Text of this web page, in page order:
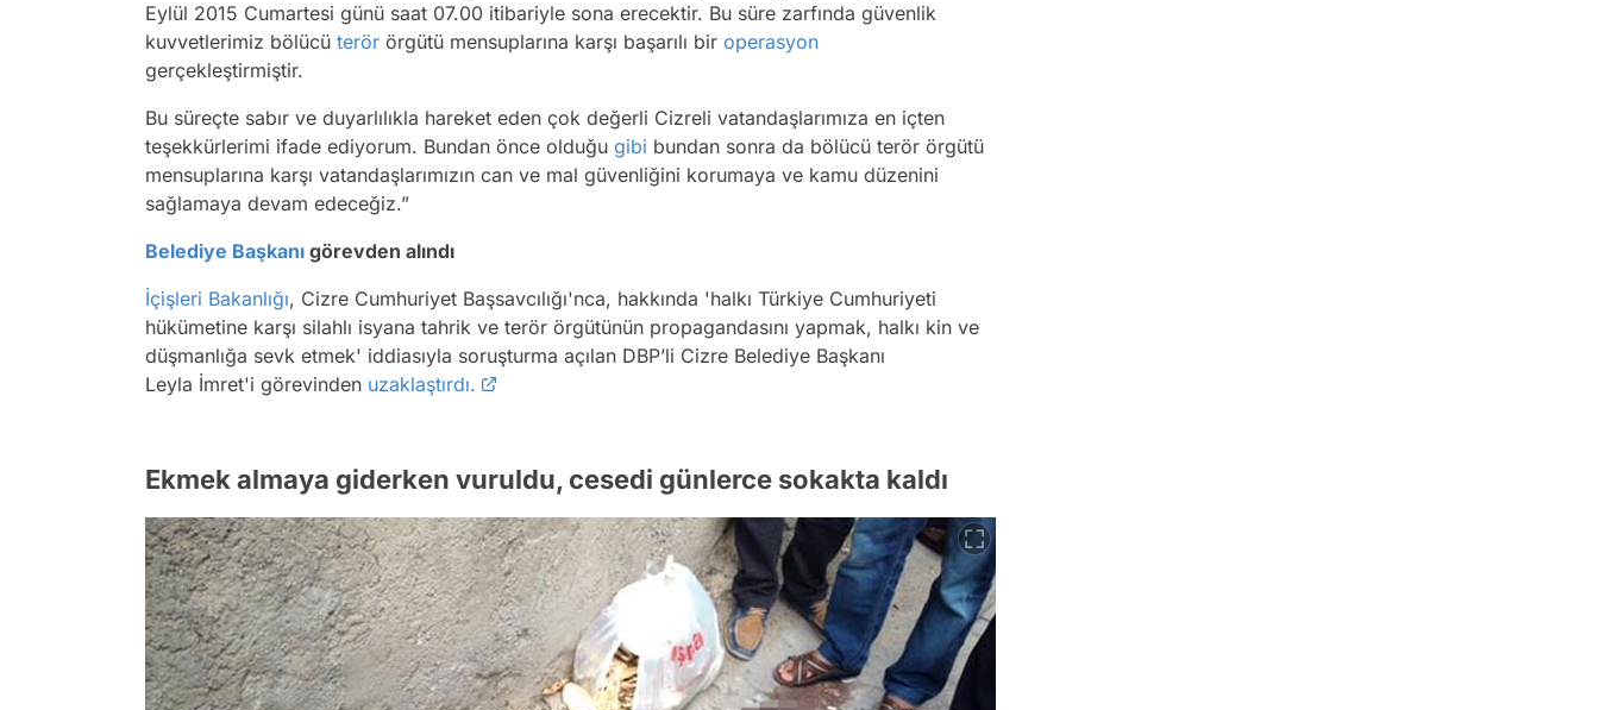
Eylül 2015 Cumartesi günü saat 07.00 itibariyle sona erecektir. Bu süre zarfında güvenlik
kuvvetlerimiz bölücü terör örgütü mensuplarına karşı başarılı bir operasyon
gerçekleştirmiştir.
Bu süreçte sabır ve duyarlılıkla hareket eden çok değerli Cizreli vatandaşlarımıza en içten
teşekkürlerimi ifade ediyorum. Bundan önce olduğu gibi bundan sonra da bölücü terör örgütü
mensuplarına karşı vatandaşlarımızın can ve mal güvenliğini korumaya ve kamu düzenini
sağlamaya devam edeceğiz.”
Belediye Başkanı görevden alındı
İçişleri Bakanlığı, Cizre Cumhuriyet Başsavcılığı'nca, hakkında 'halkı Türkiye Cumhuriyeti
hükümetine karşı silahlı isyana tahrik ve terör örgütünün propagandasını yapmak, halkı kin ve
düşmanlığa sevk etmek' iddiasıyla soruşturma açılan DBP’li Cizre Belediye Başkanı
Leyla İmret'i görevinden uzaklaştırdı.
Ekmek almaya giderken vuruldu, cesedi günlerce sokakta kaldı